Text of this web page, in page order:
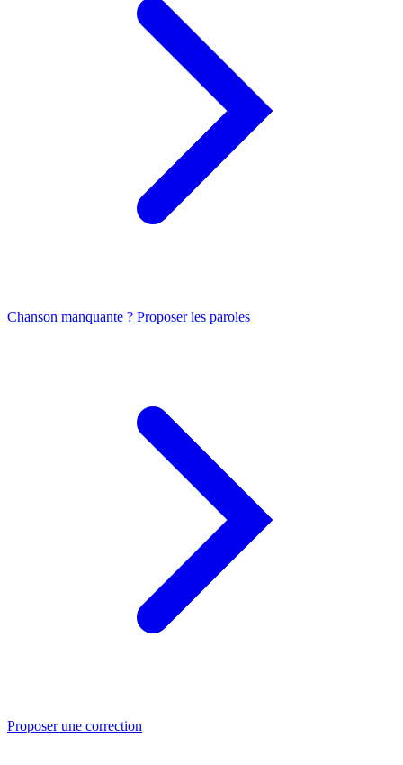
Chanson manquante ? Proposer les paroles
Proposer une correction